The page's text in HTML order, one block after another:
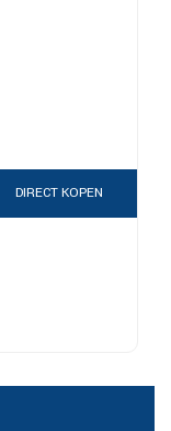
DIRECT KOPEN